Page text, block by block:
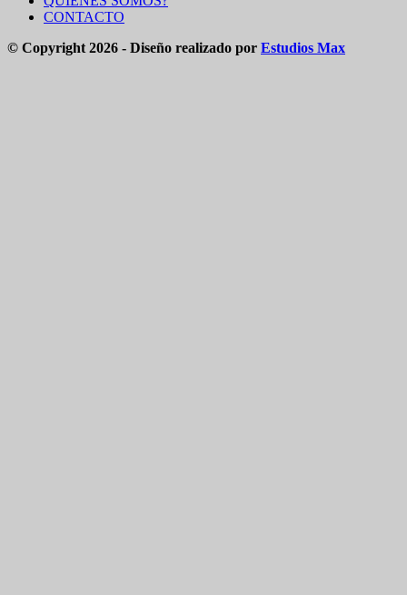
CONTACTO
© Copyright 2026 - Diseño realizado por Estudios Max